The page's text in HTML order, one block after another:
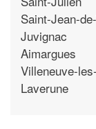
Saint-Jean-
Juvignac
Aimargues
Villeneuve-
Laverune